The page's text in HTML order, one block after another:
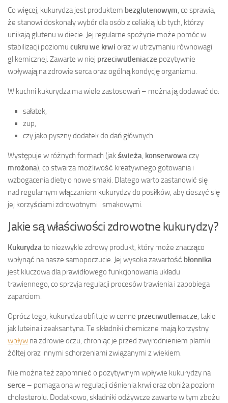
Co więcej, kukurydza jest produktem bezglutenowym, co sprawia,
że stanowi doskonały wybór dla osób z celiakią lub tych, którzy
unikają glutenu w diecie. Jej regularne spożycie może pomóc w
stabilizacji poziomu cukru we krwi oraz w utrzymaniu równowagi
glikemicznej. Zawarte w niej przeciwutleniacze pozytywnie
wpływają na zdrowie serca oraz ogólną kondycję organizmu.
W kuchni kukurydza ma wiele zastosowań – można ją dodawać do:
sałatek,
zup,
czy jako pyszny dodatek do dań głównych.
Występuje w różnych formach (jakświeża, konserwowaczy
mrożona), co stwarza możliwość kreatywnego gotowania i
wzbogacenia diety o nowe smaki. Dlatego warto zastanowić się
nad regularnym włączaniem kukurydzy do posiłków, aby cieszyć się
jej korzyściami zdrowotnymi i smakowymi.
Jakie są właściwości zdrowotne kukurydzy?
Kukurydzato niezwykle zdrowy produkt, który może znacząco
wpłynąć na nasze samopoczucie. Jej wysoka zawartość błonnika
jest kluczowa dla prawidłowego funkcjonowania układu
trawiennego, co sprzyja regulacji procesów trawienia i zapobiega
zaparciom.
Oprócz tego, kukurydza obfituje w cenne przeciwutleniacze, takie
jak luteina i zeaksantyna. Te składniki chemiczne mają korzystny
wpływ na zdrowie oczu, chroniąc je przed zwyrodnieniem plamki
żółtej oraz innymi schorzeniami związanymi z wiekiem.
Nie można też zapomnieć o pozytywnym wpływie kukurydzy na
serce – pomaga ona w regulacji ciśnienia krwi oraz obniża poziom
cholesterolu. Dodatkowo, składniki odżywcze zawarte w tym zbożu